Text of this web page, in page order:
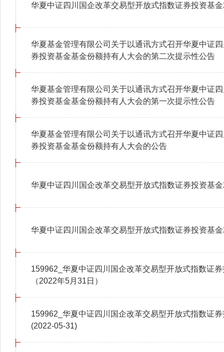
华夏中证四川国企改革交易型开放式指数证券投资基
华夏基金管理有限公司关于以通讯方式召开华夏中证
券投资基金基金份额持有人大会的第二次提示性公告
华夏基金管理有限公司关于以通讯方式召开华夏中证
券投资基金基金份额持有人大会的第一次提示性公告
华夏基金管理有限公司关于以通讯方式召开华夏中证
券投资基金基金份额持有人大会的公告
华夏中证四川国企改革交易型开放式指数证券投资基
华夏中证四川国企改革交易型开放式指数证券投资基
159962_华夏中证四川国企改革交易型开放式指数证
（2022年5月31日）
159962_华夏中证四川国企改革交易型开放式指数证
(2022-05-31)